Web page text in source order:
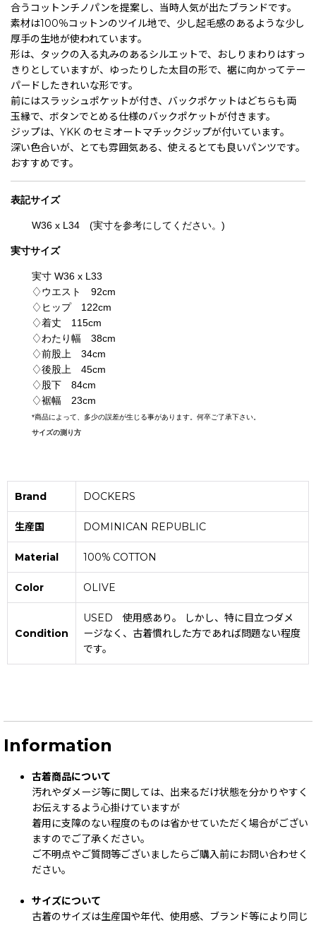
合うコットンチノパンを提案し、当時人気が出たブランドです。
素材は100％コットンのツイル地で、少し起毛感のあるような少し
厚手の生地が使われています。
形は、タックの入る丸みのあるシルエットで、おしりまわりはすっ
きりとしていますが、ゆったりした太目の形で、裾に向かってテー
パードしたきれいな形です。
前にはスラッシュポケットが付き、バックポケットはどちらも両
玉縁で、ボタンでとめる仕様のバックポケットが付きます。
ジップは、YKK のセミオートマチックジップが付いています。
深い色合いが、とても雰囲気ある、使えるとても良いパンツです。
おすすめです。
表記サイズ
W36 x L34 (実寸を参考にしてください。)
実寸サイズ
実寸 W36 x L33
♢ウエスト 92cm
♢ヒップ 122cm
♢着丈 115cm
♢わたり幅 38cm
♢前股上 34cm
♢後股上 45cm
♢股下 84cm
♢裾幅 23cm
*商品によって、多少の誤差が生じる事があります。何卒ご了承下さい。
サイズの測り方
Brand DOCKERS
生産国 DOMINICAN REPUBLIC
Material 100% COTTON
Color OLIVE
Condition
USED 使用感あり。 しかし、特に目立つダメ
ージなく、古着慣れした方であれば問題ない程度
です。
Information
古着商品について
汚れやダメージ等に関しては、出来るだけ状態を分かりやすく
お伝えするよう心掛けていますが
着用に支障のない程度のものは省かせていただく場合がござい
ますのでご了承ください。
ご不明点やご質問等ございましたらご購入前にお問い合わせく
ださい。
サイズについて
古着のサイズは生産国や年代、使用感、ブランド等により同じ